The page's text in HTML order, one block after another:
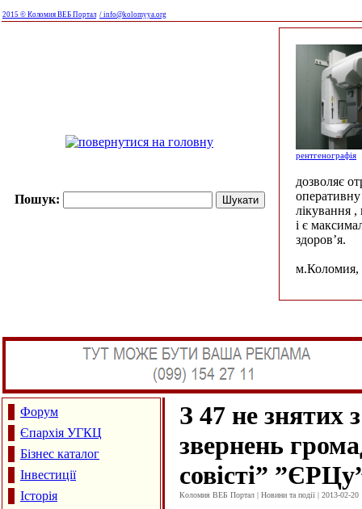
2015 © Коломия ВЕБ Портал / info@kolomyya.org
Пошук:
рентгенографія
дозволяє
лікування ,
і є
здоров’я.
м.Коломия,
Форум
Єпархія УГКЦ
Бізнес каталог
Інвестиції
Історія
З 47 не знятих
звернень
совісті”
Коломия ВЕБ Портал | Новини та події | 2013-02-20